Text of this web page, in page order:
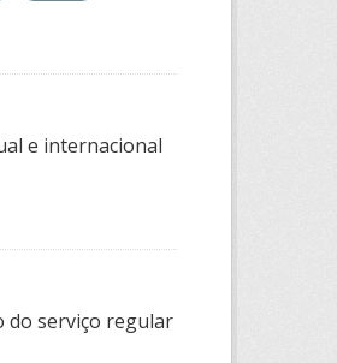
e internacional
do serviço regular